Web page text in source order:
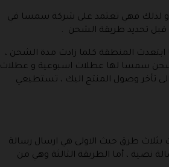
و لذلك فهي تعتمد على شركة سمسا في
قبل تحديد طريقة الشحن .
المنطقة كلما زادت مدة الشحن ،
بيوتي ميلانو و شركة الشحن سمسا لها عطلات اسبوعية و عطلات
تأخر وصول المنتج اليك ، تستطيعي
بثلاث طرق حيث الاولى هي ارسال رسالة
نصية ، أما الطريقة الثالثة وهي من